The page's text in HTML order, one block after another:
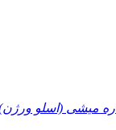
میشی (اسلو